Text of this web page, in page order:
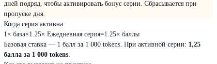
дней подряд, чтобы активировать бонус серии. Сбрасывается при
пропуске дня.
Когда серия активна
1× база×1.25× Ежедневная серия=1.25× баллы
Базовая ставка — 1 балл за 1 000 tokens. При активной серии: 1,25
балла за 1 000 tokens.